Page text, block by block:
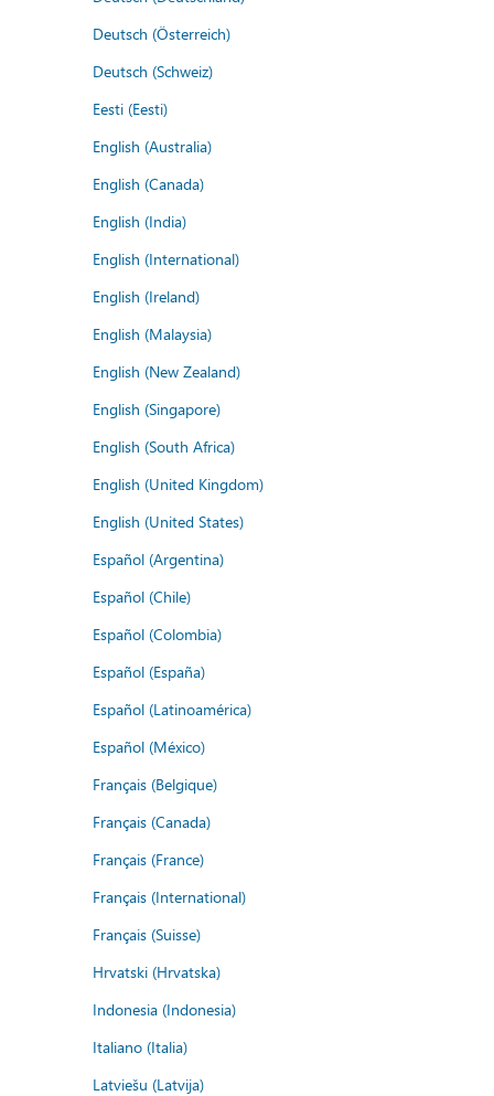
Deutsch (Österreich)
Deutsch (Schweiz)
Eesti (Eesti)
English (Australia)
English (Canada)
English (India)
English (International)
English (Ireland)
English (Malaysia)
English (New Zealand)
English (Singapore)
English (South Africa)
English (United Kingdom)
English (United States)
Español (Argentina)
Español (Chile)
Español (Colombia)
Español (España)
Español (Latinoamérica)
Español (México)
Français (Belgique)
Français (Canada)
Français (France)
Français (International)
Français (Suisse)
Hrvatski (Hrvatska)
Indonesia (Indonesia)
Italiano (Italia)
Latviešu (Latvija)